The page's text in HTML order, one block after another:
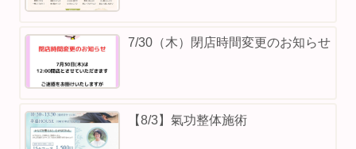
7/30（木）閉店時間変更のお知らせ
【8/3】⁡氣功整体施術